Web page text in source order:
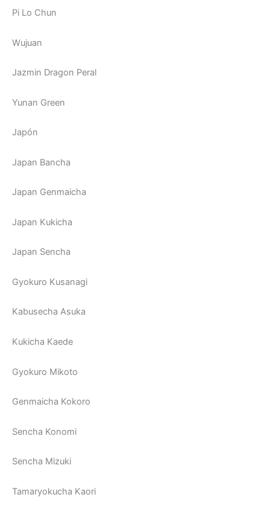
Pi Lo Chun
Wujuan
Jazmin Dragon Peral
Yunan Green
Japón
Japan Bancha
Japan Genmaicha
Japan Kukicha
Japan Sencha
Gyokuro Kusanagi
Kabusecha Asuka
Kukicha Kaede
Gyokuro Mikoto
Genmaicha Kokoro
Sencha Konomi
Sencha Mizuki
Tamaryokucha Kaori